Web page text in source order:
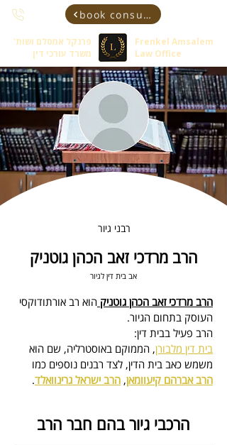
book consultant
פרנקל אמסלם ושות'
משרד עורכי דין
Frenkel Amsalem
Law Office
רבני גיור
הרב מרדכי זאב הכהן גוטניק
אב בית דין לגיור
הרב מרדכי זאב הכהן גוטניק הוא רב אורתודוקסי
העוסק בתחום הגיור.
הרב פעיל בבית דין:
בית דין מלבורן, הממוקם באוסטרליה, שם הוא
משמש כאב בית הדין, לצד רבנים נוספים כמו
הרב אברהם קיעוומאן, הרב ישראל גרינוואלד.
הרכבי גיור בהם חבר הרב